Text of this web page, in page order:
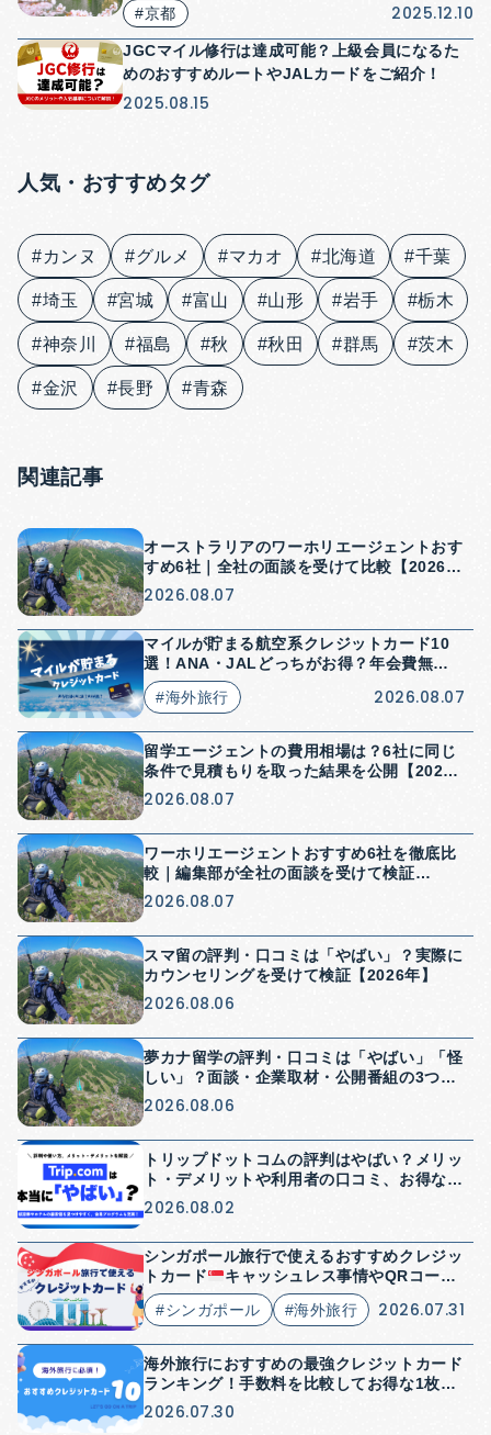
#京都
2025.12.10
JGCマイル修行は達成可能？上級会員になるた
めのおすすめルートやJALカードをご紹介！
2025.08.15
人気・おすすめタグ
#カンヌ #グルメ #マカオ #北海道 #千葉
#埼玉 #宮城 #富山 #山形 #岩手 #栃木
#神奈川 #福島 #秋 #秋田 #群馬 #茨木
#金沢 #長野 #青森
関連記事
オーストラリアのワーホリエージェントおす
すめ6社｜全社の面談を受けて比較【2026
年】
2026.08.07
マイルが貯まる航空系クレジットカード10
選！ANA・JALどっちがお得？年会費無料
はある？
#海外旅行
2026.08.07
留学エージェントの費用相場は？6社に同じ
条件で見積もりを取った結果を公開【2026
年】
2026.08.07
ワーホリエージェントおすすめ6社を徹底比
較｜編集部が全社の面談を受けて検証
【2026年】
2026.08.07
スマ留の評判・口コミは「やばい」？実際に
カウンセリングを受けて検証【2026年】
2026.08.06
夢カナ留学の評判・口コミは「やばい」「怪
しい」？面談・企業取材・公開番組の3つか
ら検証【2026年】
2026.08.06
トリップドットコムの評判はやばい？メリッ
ト・デメリットや利用者の口コミ、お得な使
い方を解説
2026.08.02
シンガポール旅行で使えるおすすめクレジッ
トカード
キャッシュレス事情やQRコード
決済についても解説
#シンガポール
#海外旅行 2026.07.31
海外旅行におすすめの最強クレジットカード
ランキング！手数料を比較してお得な1枚を
紹介
2026.07.30